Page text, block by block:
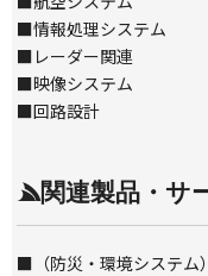
■情報処理システム
■ レーダー関連
■映像システム
■回路設計
関連製品・サ
■ （防災・環境システム）